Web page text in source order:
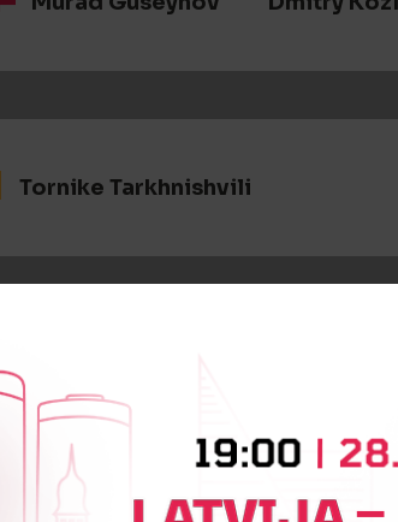
Tornike Tarkhnishvili
guva